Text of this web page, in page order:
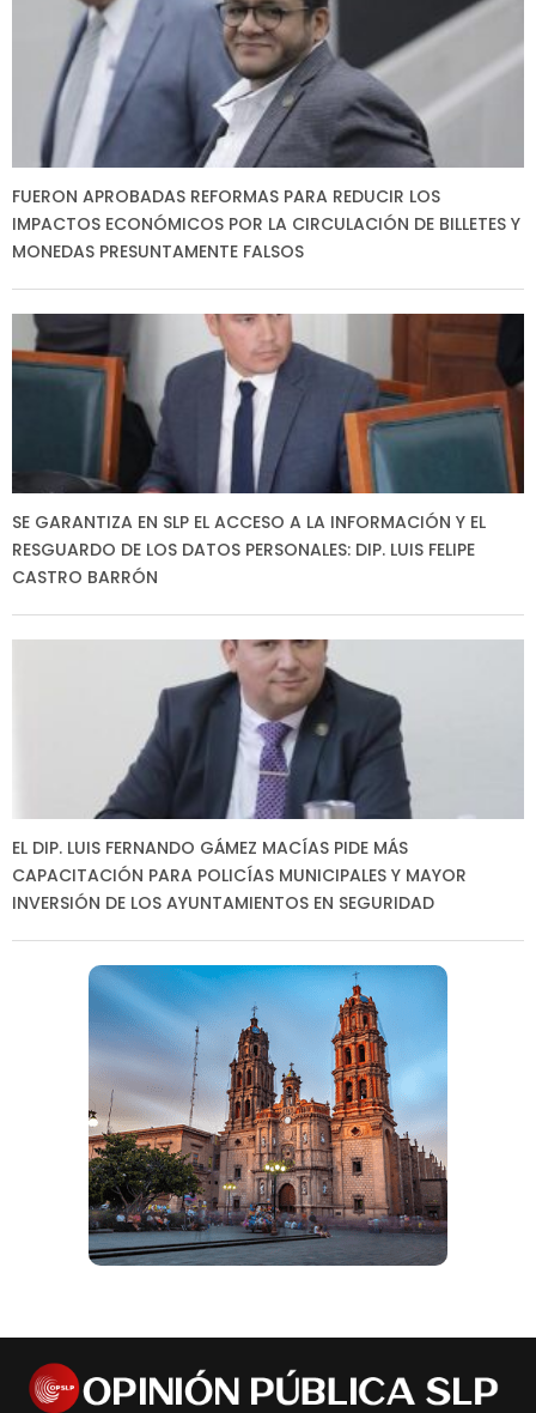
FUERON APROBADAS REFORMAS PARA REDUCIR LOS
IMPACTOS ECONÓMICOS POR LA CIRCULACIÓN DE BILLETES Y
MONEDAS PRESUNTAMENTE FALSOS
SE GARANTIZA EN SLP EL ACCESO A LA INFORMACIÓN Y EL
RESGUARDO DE LOS DATOS PERSONALES: DIP. LUIS FELIPE
CASTRO BARRÓN
EL DIP. LUIS FERNANDO GÁMEZ MACÍAS PIDE MÁS
CAPACITACIÓN PARA POLICÍAS MUNICIPALES Y MAYOR
INVERSIÓN DE LOS AYUNTAMIENTOS EN SEGURIDAD